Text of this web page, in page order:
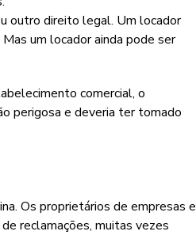
outro direito legal. Um locador
um locador ainda pode ser
comercial, o
perigosa e deveria ter tomado
Os proprietários de empresas e
reclamações, muitas vezes